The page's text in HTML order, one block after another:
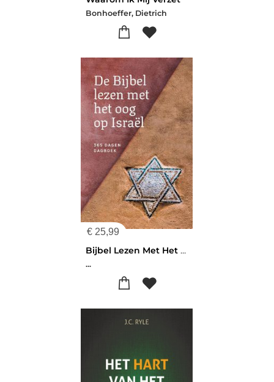
Bonhoeffer, Dietrich
€ 25,99
Bijbel Lezen Met Het Oog Op Israël
...